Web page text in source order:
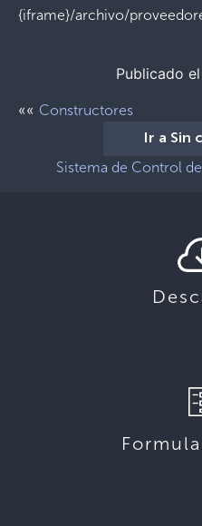
{iframe}/archivo/
Publicado
«« Constructores
Ir a Sin
Sistema de Control